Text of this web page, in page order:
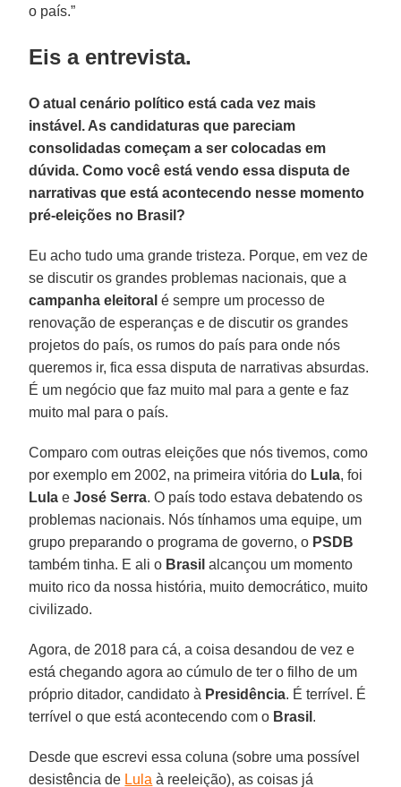
o país.”
Eis a entrevista.
O atual cenário político está cada vez mais
instável. As candidaturas que pareciam
consolidadas começam a ser colocadas em
dúvida. Como você está vendo essa disputa de
narrativas que está acontecendo nesse momento
pré-eleições no Brasil?
Eu acho tudo uma grande tristeza. Porque, em vez de
se discutir os grandes problemas nacionais, que a
campanha eleitoral é sempre um processo de
renovação de esperanças e de discutir os grandes
projetos do país, os rumos do país para onde nós
queremos ir, fica essa disputa de narrativas absurdas.
É um negócio que faz muito mal para a gente e faz
muito mal para o país.
Comparo com outras eleições que nós tivemos, como
por exemplo em 2002, na primeira vitória do Lula, foi
Lula eJosé Serra. O país todo estava debatendo os
problemas nacionais. Nós tínhamos uma equipe, um
grupo preparando o programa de governo, o PSDB
também tinha. E ali o Brasil alcançou um momento
muito rico da nossa história, muito democrático, muito
civilizado.
Agora, de 2018 para cá, a coisa desandou de vez e
está chegando agora ao cúmulo de ter o filho de um
próprio ditador, candidato à Presidência. É terrível. É
terrível o que está acontecendo com o Brasil .
Desde que escrevi essa coluna (sobre uma possível
desistência de Lula à reeleição), as coisas já